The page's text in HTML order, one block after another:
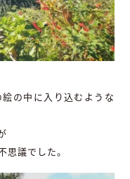
の中に入り込むような
思議でした。